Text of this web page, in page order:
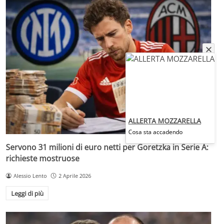
Servono 31 milioni di euro netti per Goretzka in Serie A:
richieste mostruose
Alessio Lento 2 Aprile 2026
Leggi di più
ALLERTA MOZZARELLA
Cosa sta accadendo